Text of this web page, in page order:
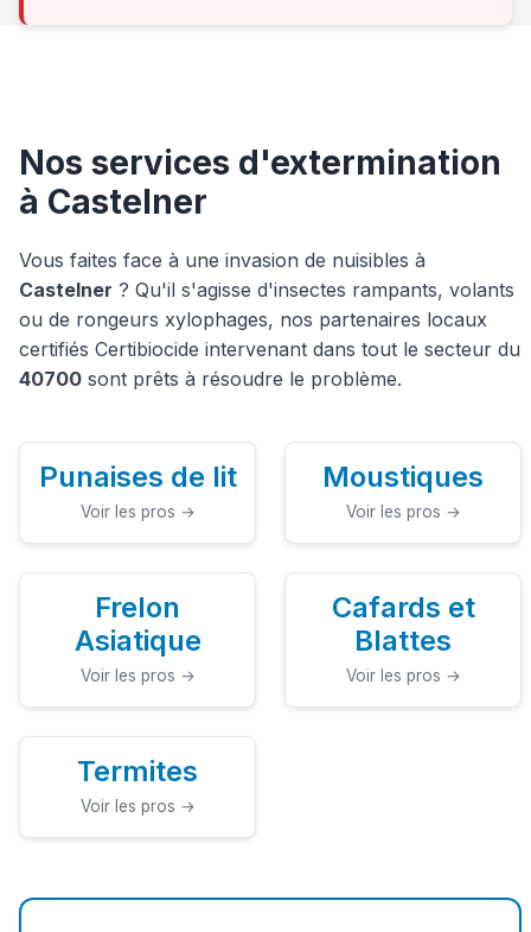
Nos services d'extermination
à Castelner
Vous faites face à une invasion de nuisibles à
Castelner ? Qu'il s'agisse d'insectes rampants, volants
ou de rongeurs xylophages, nos partenaires locaux
certifiés Certibiocide intervenant dans tout le secteur du
40700 sont prêts à résoudre le problème.
Punaises de lit
Voir les pros →
Moustiques
Voir les pros →
Frelon
Asiatique
Voir les pros →
Cafards et
Blattes
Voir les pros →
Termites
Voir les pros →